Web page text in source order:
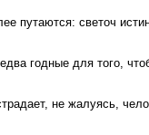
путаются: светоч
годные для того,
не жалуясь,